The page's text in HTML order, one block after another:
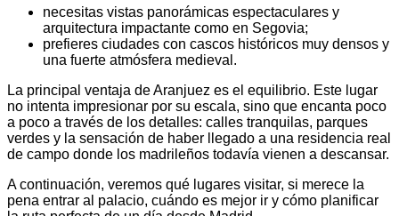
necesitas vistas panorámicas espectaculares y
arquitectura impactante como en Segovia;
prefieres ciudades con cascos históricos muy densos y
una fuerte atmósfera medieval.
La principal ventaja de Aranjuez es el equilibrio. Este lugar
no intenta impresionar por su escala, sino que encanta poco
a poco a través de los detalles: calles tranquilas, parques
verdes y la sensación de haber llegado a una residencia real
de campo donde los madrileños todavía vienen a descansar.
A continuación, veremos qué lugares visitar, si merece la
pena entrar al palacio, cuándo es mejor ir y cómo planificar